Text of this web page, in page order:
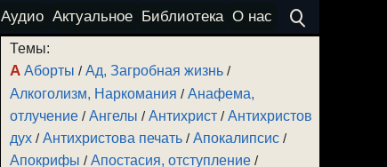
Аудио Актуальное Библиотека О нас
Темы:
А Аборты /Ад, Загробная жизнь /
Алкоголизм, Наркомания /Анафема,
отлучение /Ангелы /Антихрист /Антихристов
дух /Антихристова печать /Апокалипсис /
Апокрифы /Апостасия, отступление /